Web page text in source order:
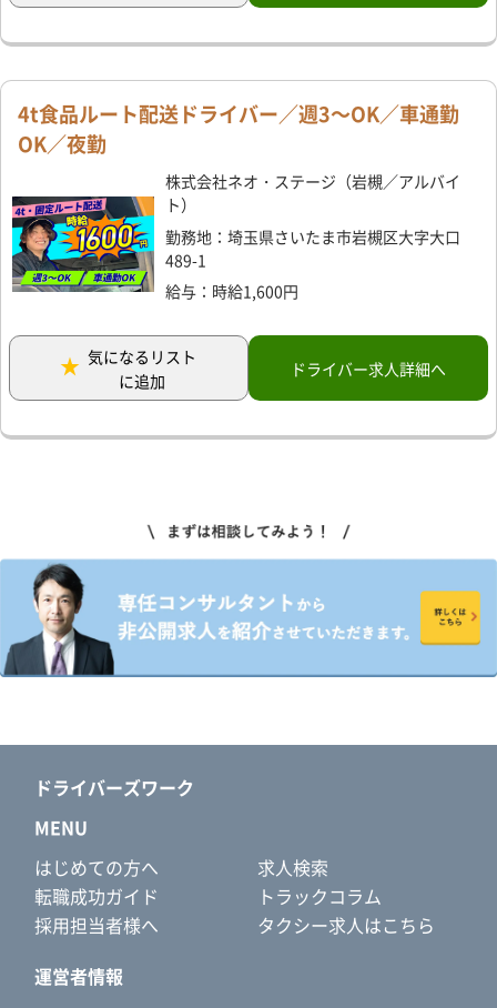
4t食品ルート配送ドライバー／週3～OK／車通勤
OK／夜勤
株式会社ネオ・ステージ（岩槻／アルバイ
ト）
勤務地：埼玉県さいたま市岩槻区大字大口
489-1
給与：時給1,600円
気になるリスト
に追加
ドライバー求人詳細へ
ドライバーズワーク
MENU
はじめての方へ
求人検索
転職成功ガイド
トラックコラム
採用担当者様へ
タクシー求人はこちら
運営者情報